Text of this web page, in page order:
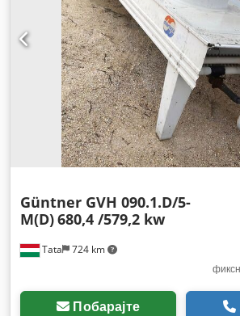
Tata 724 km
Güntner GVH 090.1.D/5-
M(D)680,4 /579,2 kw
Побарајте